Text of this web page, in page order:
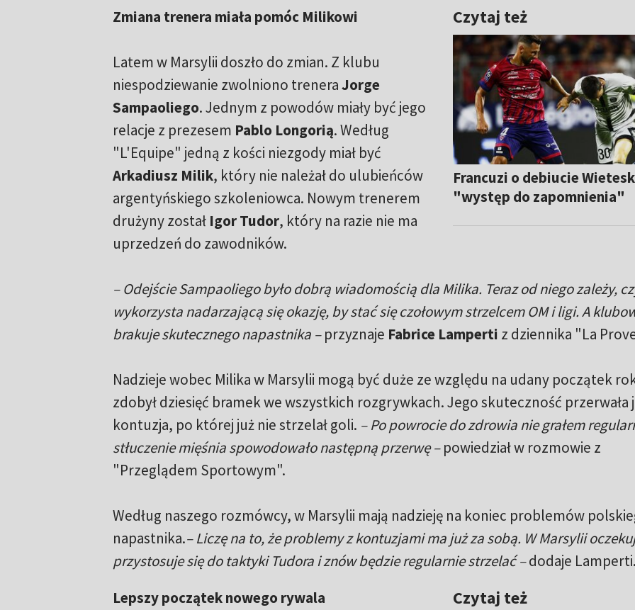
Czytaj też
Francuzi o debiucie
"występ do zapomnienia"
Zmiana trenera miała pomóc Milikowi
Latem w Marsylii doszło do zmian. Z klubu
niespodziewanie zwolniono treneraJorge
Sampaoliego. Jednym z powodów miały być jego
relacje z prezesem Pablo Longorią. Według
"L'Equipe" jedną z kości niezgody miał być
Arkadiusz Milik, który nie należał do ulubieńców
argentyńskiego szkoleniowca. Nowym trenerem
drużyny został Igor Tudor, który na razie nie ma
uprzedzeń do zawodników.
– Odejście Sampaoliego było dobrą wiadomością dla Milika. Teraz od niego zależy,
wykorzysta nadarzającą się okazję, by stać się czołowym strzelcem OM i ligi. A
brakuje skutecznego napastnika –przyznaje Fabrice Lamperti z dziennika "La
Nadzieje wobec Milika w Marsylii mogą być duże ze względu na udany początek
zdobył dziesięć bramek we wszystkich rozgrywkach. Jego skuteczność przerwała
kontuzja, po której już nie strzelał goli. – Po powrocie do zdrowia nie grałem
stłuczenie mięśnia spowodowało następną przerwę –powiedział w rozmowie z
"Przeglądem Sportowym".
Według naszego rozmówcy, w Marsylii mają nadzieję na koniec problemów
napastnika.– Liczę na to, że problemy z kontuzjami ma już za sobą. W Marsylii
przystosuje się do taktyki Tudora i znów będzie regularnie strzelać –dodaje
Czytaj też
Lepszy początek nowego rywala